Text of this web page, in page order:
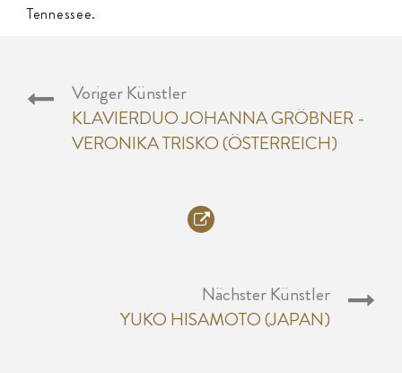
Tennessee.
Voriger Künstler
KLAVIERDUO JOHANNA GRÖBNER -
VERONIKA TRISKO (ÖSTERREICH)
Nächster Künstler
YUKO HISAMOTO (JAPAN)